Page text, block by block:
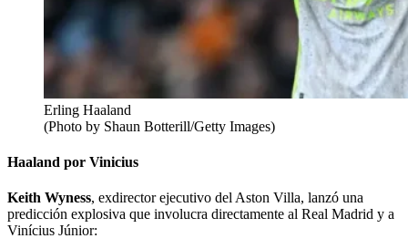
Erling Haaland
(Photo by Shaun Botterill/Getty Images)
Haaland por Vinicius
Keith Wyness, exdirector ejecutivo del Aston Villa, lanzó una
predicción explosiva que involucra directamente al Real Madrid y a
Vinícius Júnior: